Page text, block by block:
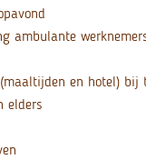
ambulante
en hotel) bij
elders